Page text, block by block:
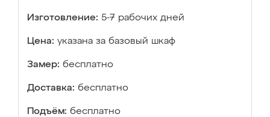
Изготовление: 5-7 рабочих дней
Цена: указана за базовый шкаф
Замер: бесплатно
Доставка: бесплатно
Подъём: бесплатно